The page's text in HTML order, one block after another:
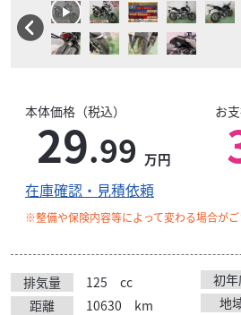
本体価格（税込）
29.99 万円
お
在庫確認・見積依頼
※整備や保険内容等によって変わる場合が
排気量 125 cc 初
距離
10630 km 地